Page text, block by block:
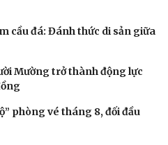
cầu đá: Đánh thức di sản giữa
Mường trở thành động lực
phòng vé tháng 8, đối đầu